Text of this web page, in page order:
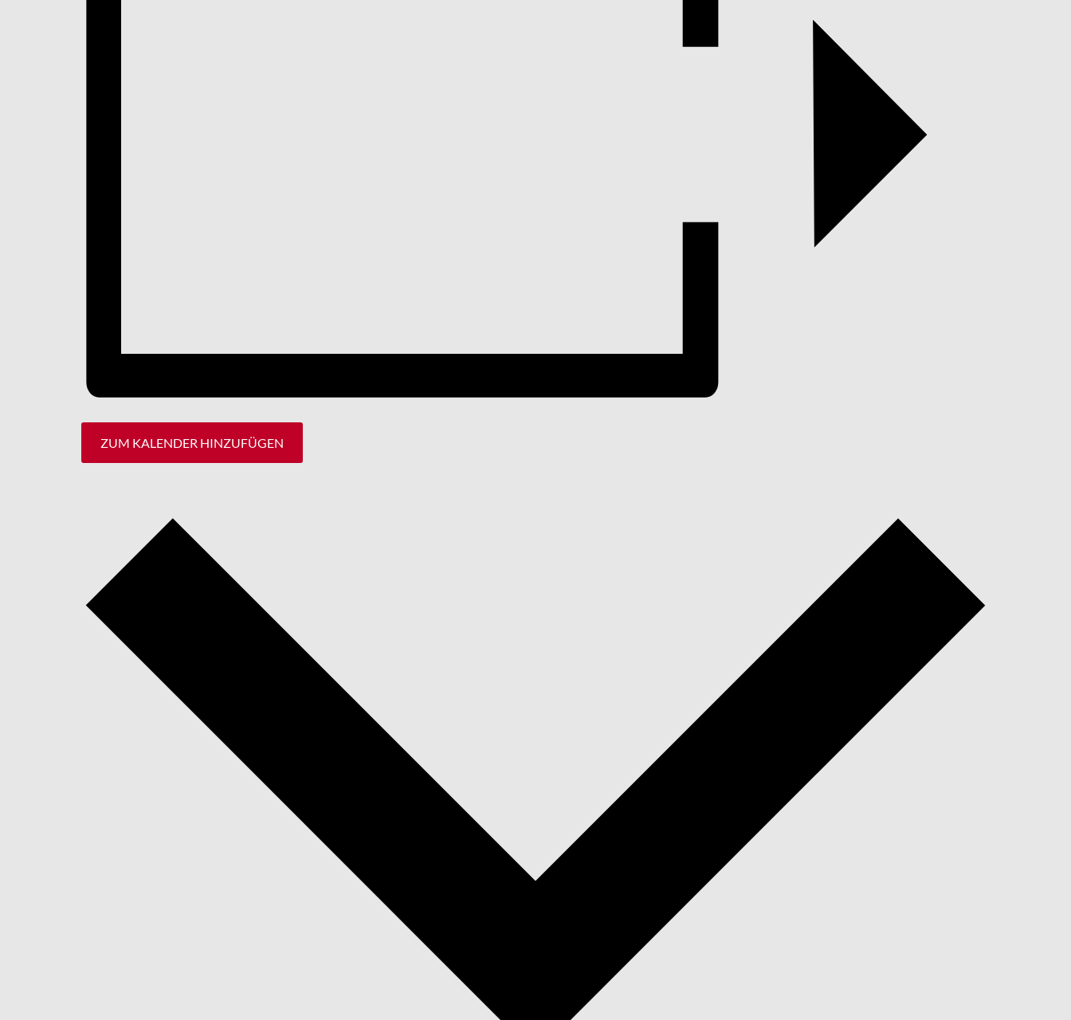
ZUM KALENDER HINZUFÜGEN